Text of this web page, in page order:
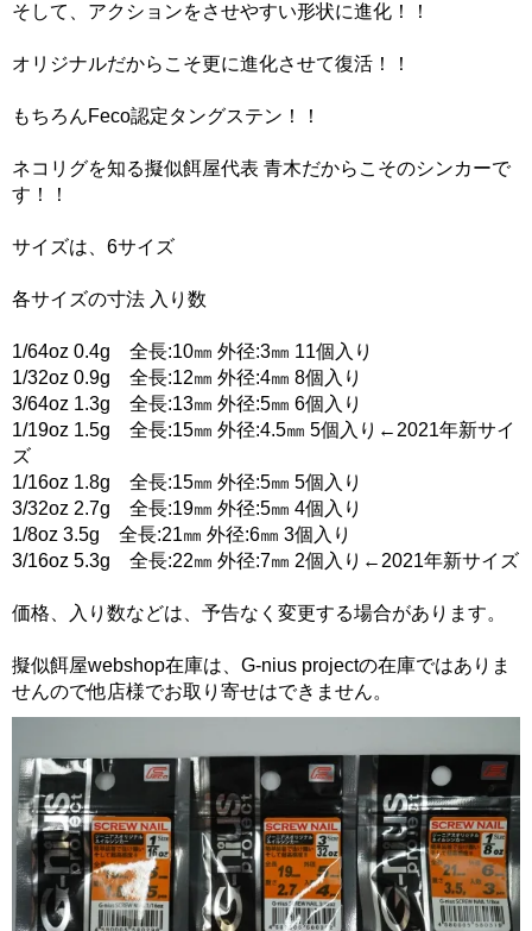
そして、アクションをさせやすい形状に進化！！
オリジナルだからこそ更に進化させて復活！！
もちろんFeco認定タングステン！！
ネコリグを知る擬似餌屋代表 青木だからこそのシンカーで
す！！
サイズは、6サイズ
各サイズの寸法 入り数
1/64oz 0.4g 全長:10㎜ 外径:3㎜ 11個入り
1/32oz 0.9g 全長:12㎜ 外径:4㎜ 8個入り
3/64oz 1.3g 全長:13㎜ 外径:5㎜ 6個入り
1/19oz 1.5g 全長:15㎜ 外径:4.5㎜ 5個入り←2021年新サイ
ズ
1/16oz 1.8g 全長:15㎜ 外径:5㎜ 5個入り
3/32oz 2.7g 全長:19㎜ 外径:5㎜ 4個入り
1/8oz 3.5g 全長:21㎜ 外径:6㎜ 3個入り
3/16oz 5.3g 全長:22㎜ 外径:7㎜ 2個入り←2021年新サイズ
価格、入り数などは、予告なく変更する場合があります。
擬似餌屋webshop在庫は、G-nius projectの在庫ではありま
せんので他店様でお取り寄せはできません。